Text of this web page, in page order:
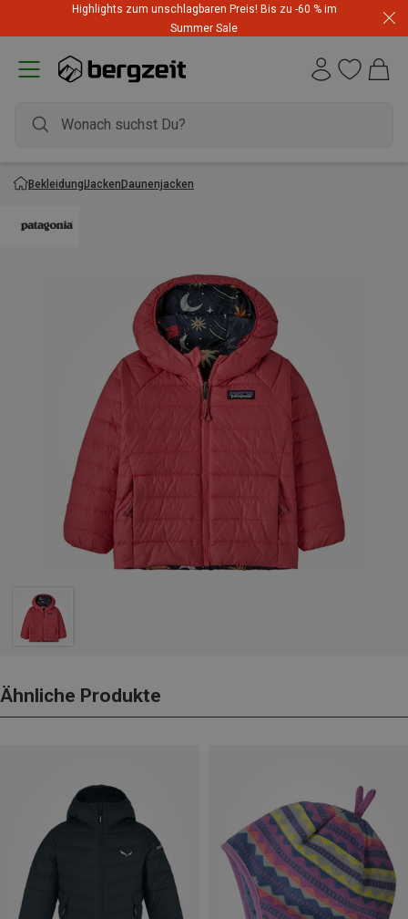
Highlights zum unschlagbaren Preis! Bis zu -60 % im
Summer Sale
BekleidungJackenDaunenjacken
Ähnliche Produkte